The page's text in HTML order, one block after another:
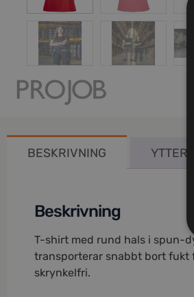
BESKRIVNING
Beskrivning
T-shirt med rund hals i spun-
transporterar snabbt bort fukt
skrynkelfri.